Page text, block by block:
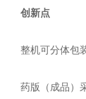
创新点
整机可分体包
药版（成品）